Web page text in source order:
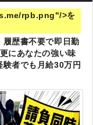
rpb.png"/>を
履歴書不要で即日勤
にあなたの強い味
者でも月給30万円